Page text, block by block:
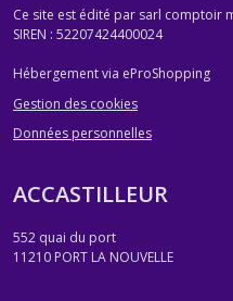
Ce site est édité par sarl comptoir
SIREN : 52207424400024
Hébergement via eProShopping
Gestion des cookies
Données personnelles
ACCASTILLEUR
552 quai du port
11210 PORT LA NOUVELLE